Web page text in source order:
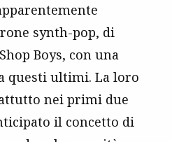
synth-pop, di
Boys, con una
questi ultimi. La loro
nei primi due
il concetto di